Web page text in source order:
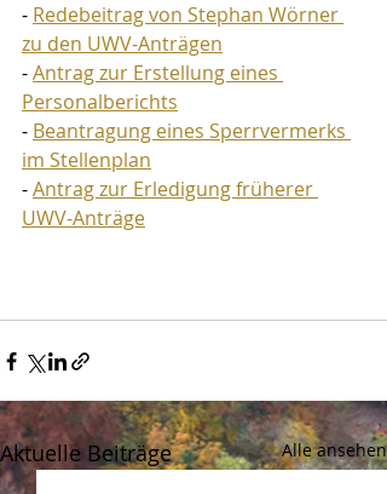
- Redebeitrag von Stephan Wörner
zu den UWV-Anträgen
- Antrag zur Erstellung eines
Personalberichts
- Beantragung eines Sperrvermerks
im Stellenplan
- Antrag zur Erledigung früherer
UWV-Anträge
Aktuelle Beiträge Alle ansehen